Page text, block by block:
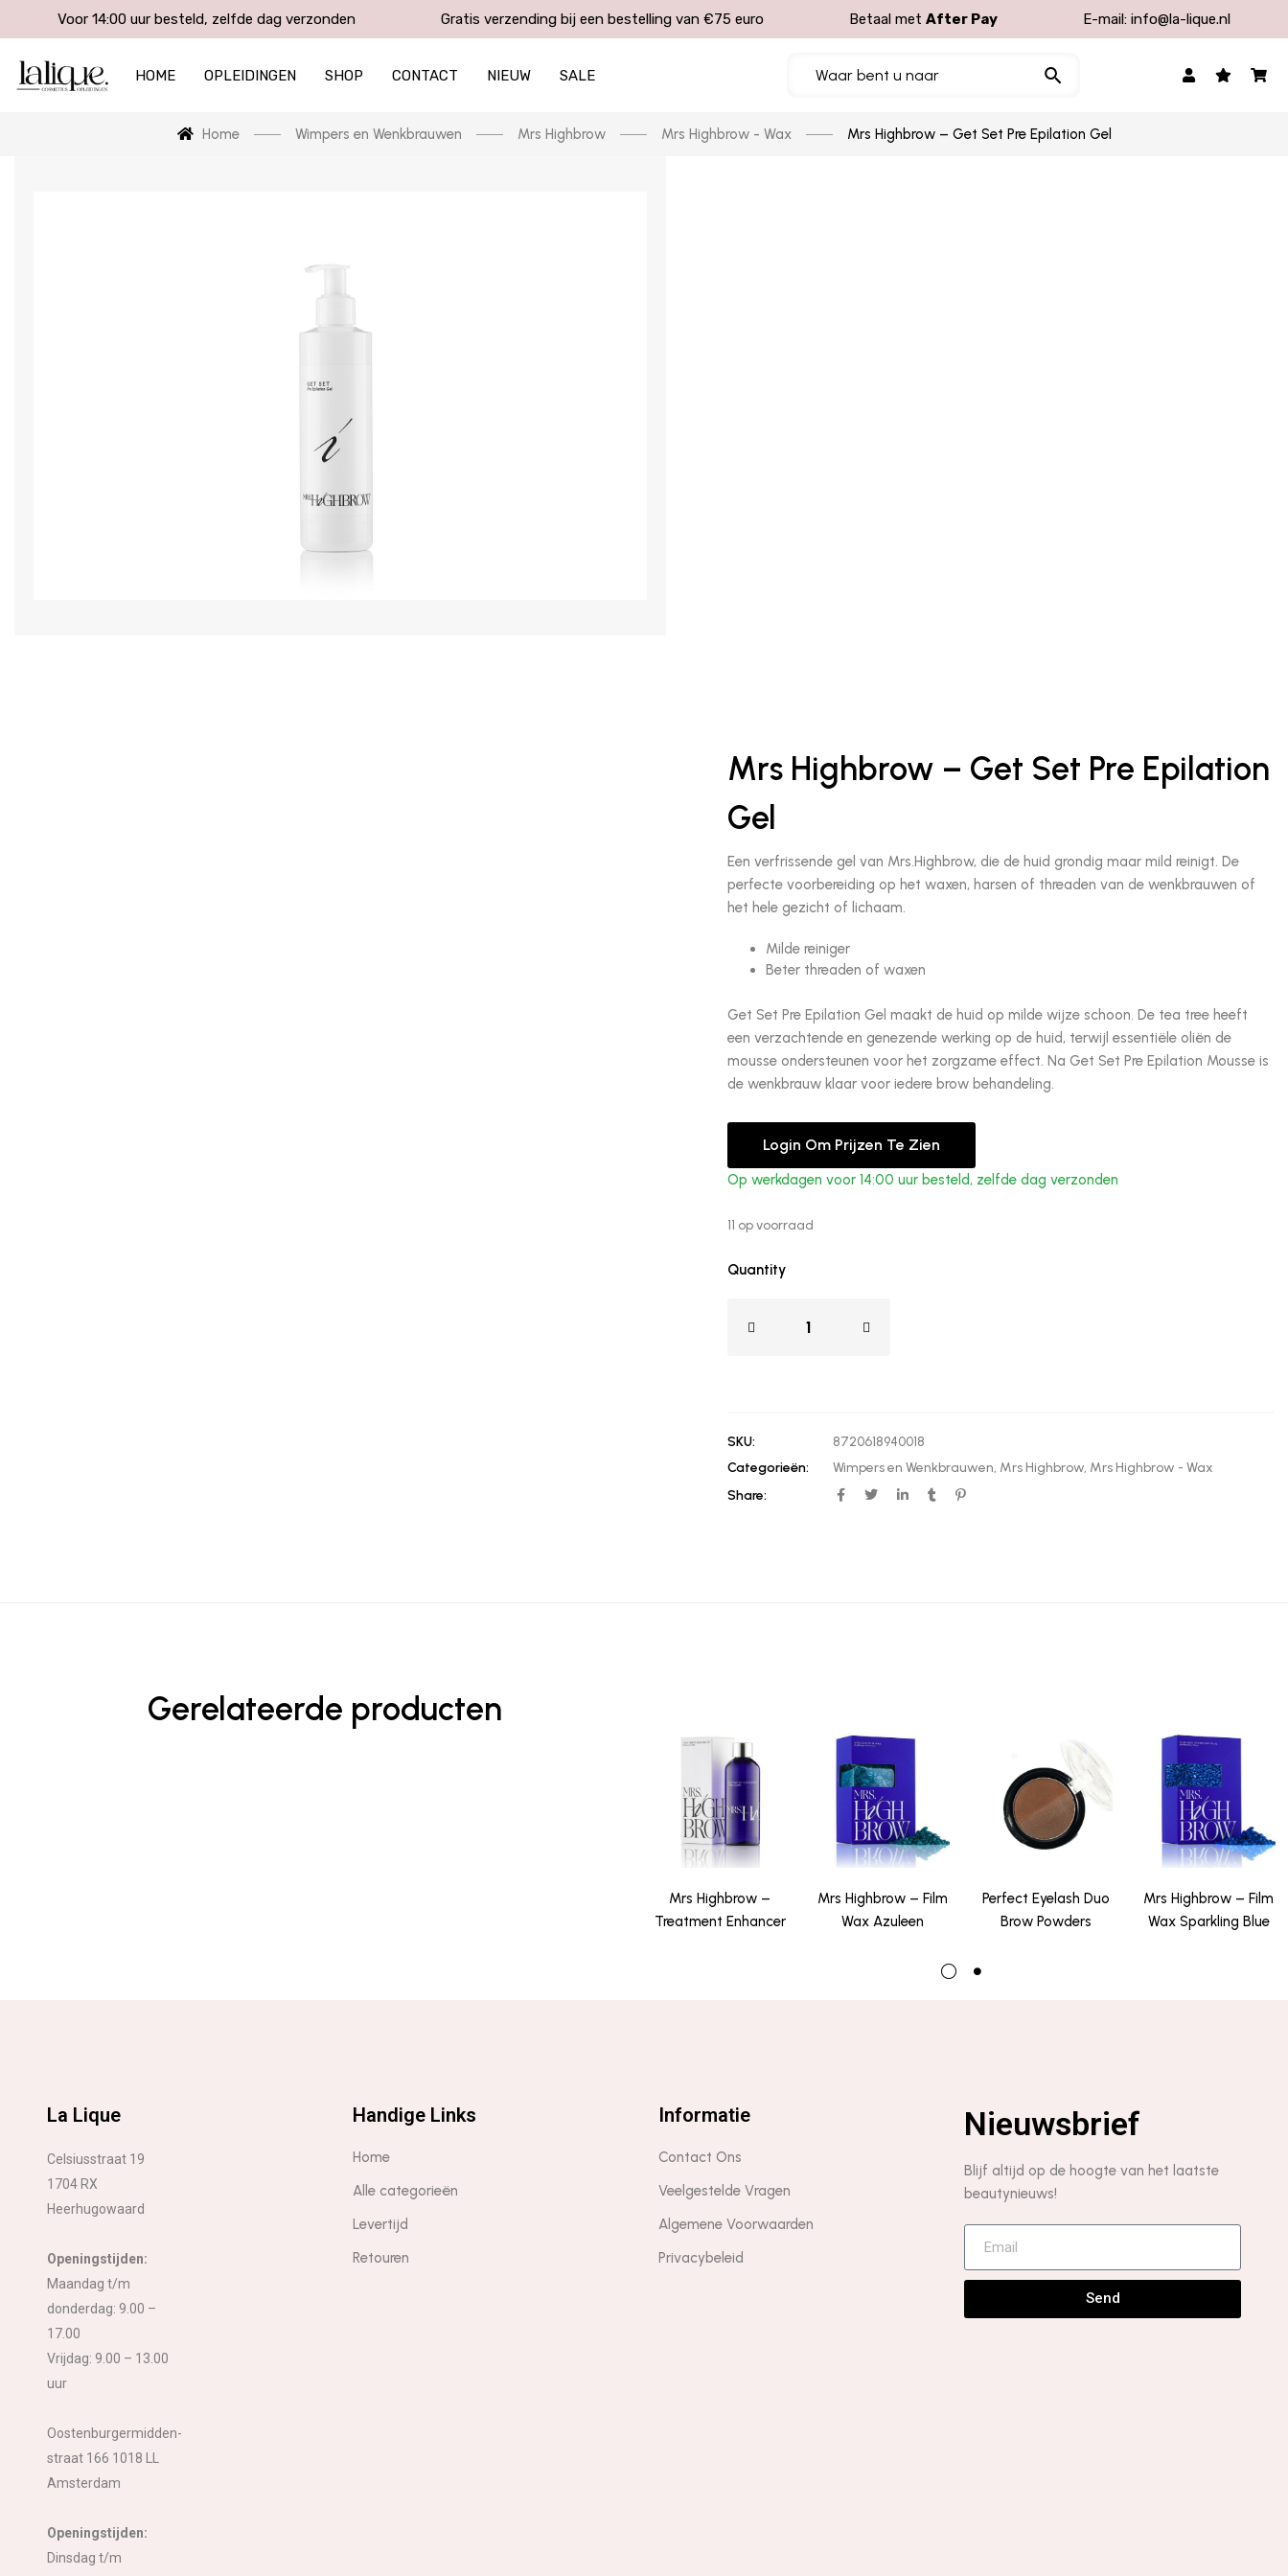
Voor 14:00 uur besteld, zelfde dag verzonden Gratis verzending bij een bestelling van €75 euro Betaal metAfter Pay E-mail:info@la-lique.nl
HOME OPLEIDINGEN SHOP CONTACT NIEUW SALE
Home Wimpers en Wenkbrauwen Mrs Highbrow Mrs Highbrow - Wax Mrs Highbrow – Get Set Pre Epilation Gel
Mrs Highbrow – Get Set Pre Epilation
Gel
Een verfrissende gel van Mrs.Highbrow, die de huid grondig maar mild reinigt. De
perfecte voorbereiding op het waxen, harsen of threaden van de wenkbrauwen of
het hele gezicht of lichaam.
Milde reiniger
Beter threaden of waxen
Get Set Pre Epilation Gel maakt de huid op milde wijze schoon. De tea tree heeft
een verzachtende en genezende werking op de huid, terwijl essentiële oliën de
mousse ondersteunen voor het zorgzame effect. Na Get Set Pre Epilation Mousse is
de wenkbrauw klaar voor iedere brow behandeling.
Login Om Prijzen Te Zien
Op werkdagen voor 14:00 uur besteld, zelfde dag verzonden
11 op voorraad
Quantity
SKU:
8720618940018
Categorieën:
Wimpers en Wenkbrauwen, Mrs Highbrow, Mrs Highbrow - Wax
Share:
Gerelateerde producten
Mrs Highbrow –
Treatment Enhancer
Mrs Highbrow – Film
Wax Azuleen
Perfect Eyelash Duo
Brow Powders
Mrs Highbrow – Film
Wax Sparkling Blue
La Lique
Celsiusstraat 19
1704 RX
Heerhugowaard
Openingstijden:
Maandag t/m
donderdag: 9.00 –
17.00
Vrijdag: 9.00 – 13.00
uur
Oostenburgermidden-
straat 166 1018 LL
Amsterdam
Openingstijden:
Dinsdag t/m
Handige Links
Home
Alle categorieën
Levertijd
Retouren
Informatie
Contact Ons
Veelgestelde Vragen
Algemene Voorwaarden
Privacybeleid
Nieuwsbrief
Blijf altijd op de hoogte van het laatste
beautynieuws!
Send